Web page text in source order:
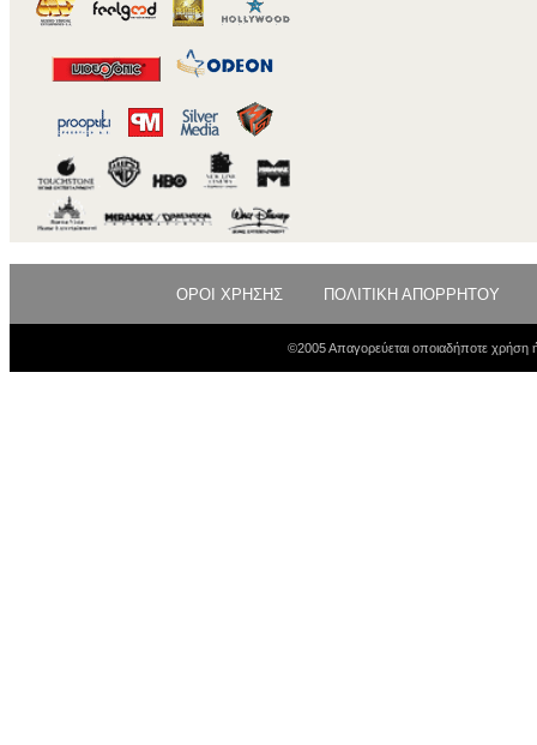
ΟΡΟΙ ΧΡΗΣΗΣ ΠΟΛΙΤΙΚΗ ΑΠΟΡΡΗΤΟΥ
©2005 Απαγορεύεται οποιαδήποτε χρήση